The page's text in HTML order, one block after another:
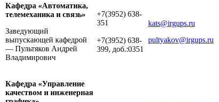
Кафедра «Автоматика,
телемеханика и связь»
Заведующий
выпускающей кафедрой
— Пультяков Андрей
Владимирович
+7(3952) 638-
351
+7(3952) 638-
399, доб.:0351
kats@irgups.ru
pultyakov@irgups.ru
Кафедра «Управление
качеством и инженерная